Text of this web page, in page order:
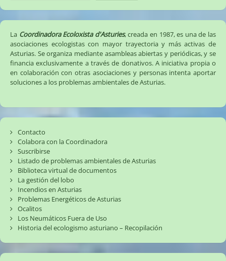
La Coordinadora Ecoloxista d'Asturies, creada en 1987, es una de las
asociaciones ecologistas con mayor trayectoria y más activas de
Asturias. Se organiza mediante asambleas abiertas y periódicas, y se
financia exclusivamente a través de donativos. A iniciativa propia o
en colaboración con otras asociaciones y personas intenta aportar
soluciones a los problemas ambientales de Asturias.
Contacto
Colabora con la Coordinadora
Suscribirse
Listado de problemas ambientales de Asturias
Biblioteca virtual de documentos
La gestión del lobo
Incendios en Asturias
Problemas Energéticos de Asturias
Ocalitos
Los Neumáticos Fuera de Uso
Historia del ecologismo asturiano – Recopilación